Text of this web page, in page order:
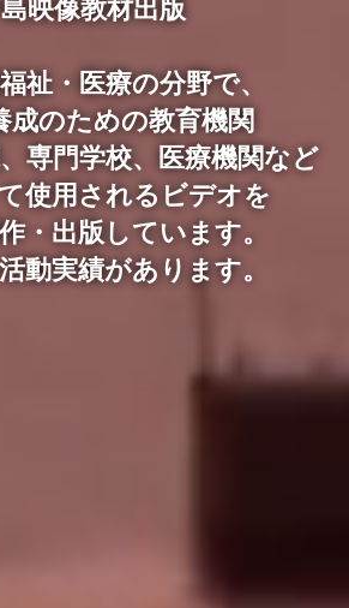
新作
『コンサルテーション・リ
エゾン精神医学の実際の活
動を描く新作ができまし
た』
面接技法
映像教材出版
祉・医療の分野で、
成のための教育機関
専門学校、医療機関など
使用されるビデオを
・出版しています。
動実績があります。